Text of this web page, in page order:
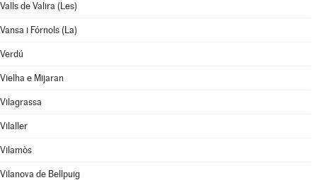
Valls de Valira (Les)
Vansa i Fórnols (La)
Verdú
Vielha e Mijaran
Vilagrassa
Vilaller
Vilamòs
Vilanova de Bellpuig